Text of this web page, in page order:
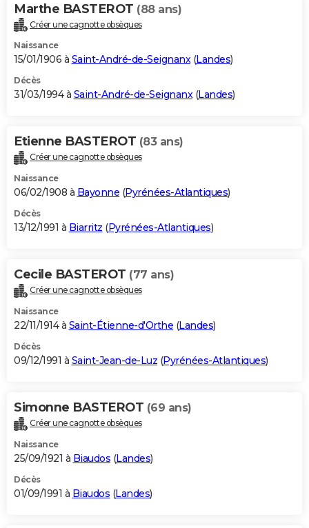
Marthe BASTEROT (88 ans)
Créer une cagnotte obsèques
Naissance
15/01/1906 à Saint-André-de-Seignanx(Landes)
Décès
31/03/1994 à Saint-André-de-Seignanx(Landes)
Etienne BASTEROT (83 ans)
Créer une cagnotte obsèques
Naissance
06/02/1908 à Bayonne (Pyrénées-Atlantiques)
Décès
13/12/1991 à Biarritz (Pyrénées-Atlantiques)
Cecile BASTEROT (77 ans)
Créer une cagnotte obsèques
Naissance
22/11/1914 à Saint-Étienne-d'Orthe (Landes)
Décès
09/12/1991 à Saint-Jean-de-Luz (Pyrénées-Atlantiques)
Simonne BASTEROT (69 ans)
Créer une cagnotte obsèques
Naissance
25/09/1921 à Biaudos (Landes)
Décès
01/09/1991 à Biaudos (Landes)